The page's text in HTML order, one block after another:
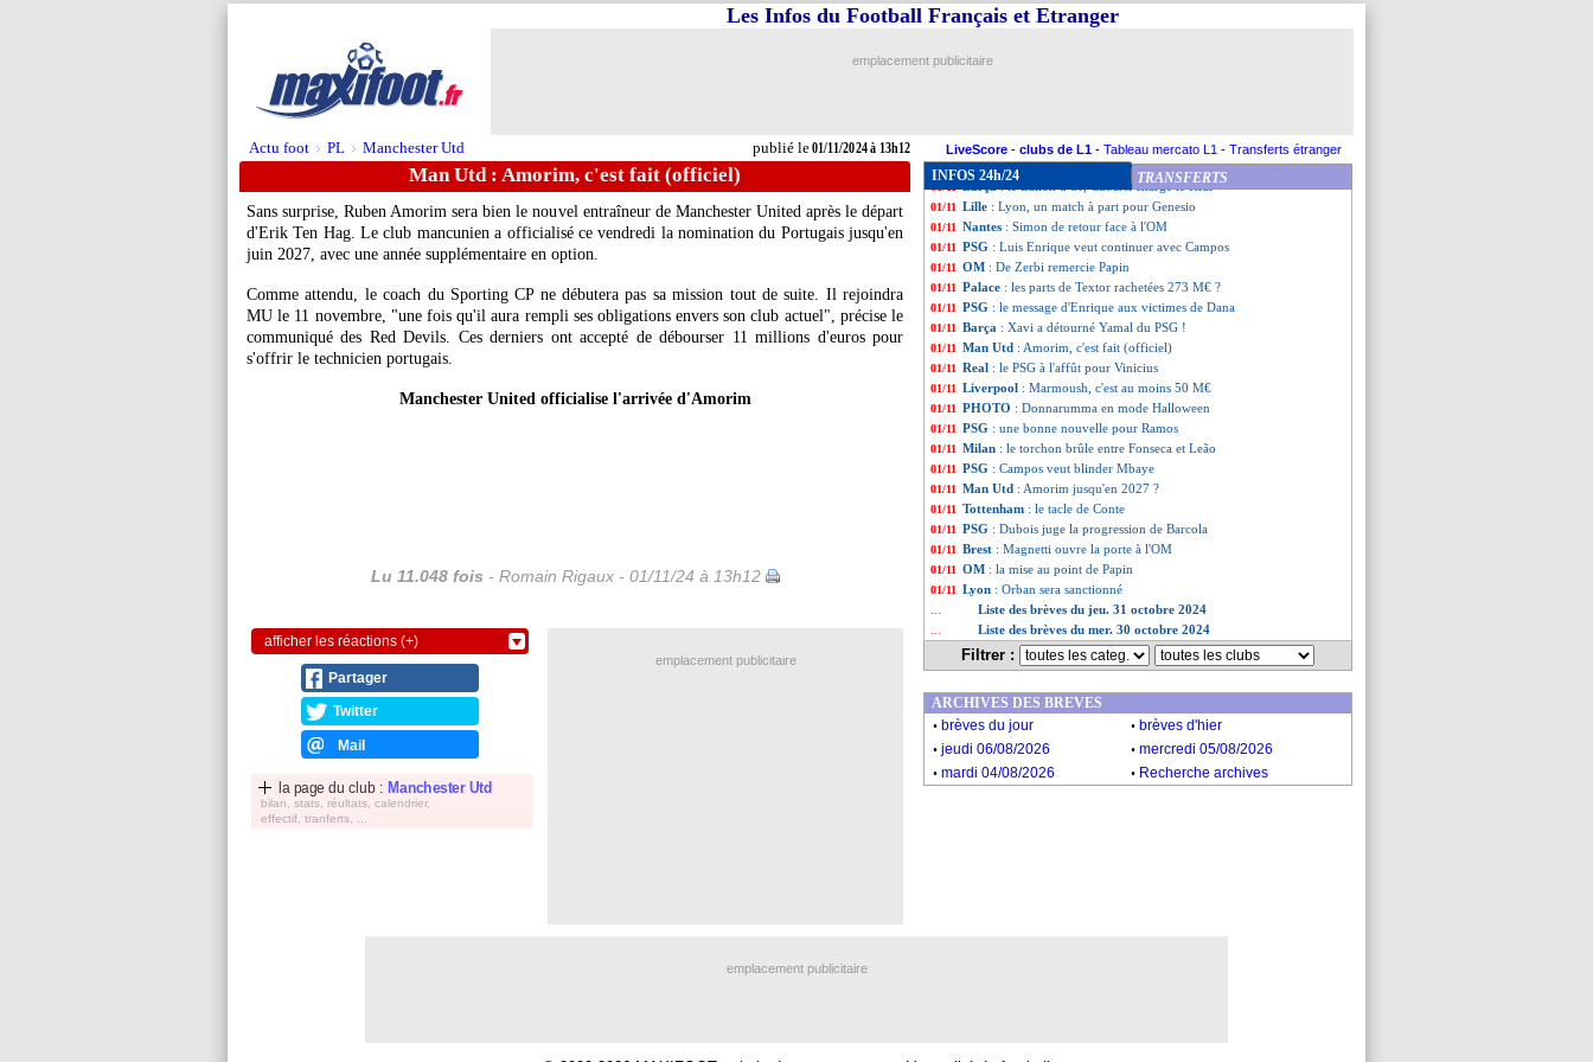
Actu foot > PL > Manchester Utd publié le01/11/2024 à 13h12
Les Infos du Football Français et Etranger
emplacement publicitaire
LiveScore - clubs de L1 - Tableau mercato L1 - Transferts étranger
Man Utd : Amorim, c'est fait (officiel)
Sans surprise, Ruben Amorim sera bien le nouvel entraîneur de Manchester United après le départ
d'Erik Ten Hag. Le club mancunien a officialisé ce vendredi la nomination du Portugais jusqu'en
juin 2027, avec une année supplémentaire en option.
Comme attendu, le coach du Sporting CP ne débutera pas sa mission tout de suite. Il rejoindra
MU le 11 novembre, "une fois qu'il aura rempli ses obligations envers son club actuel", précise le
communiqué des Red Devils. Ces derniers ont accepté de débourser 11 millions d'euros pour
s'offrir le technicien portugais.
Manchester United officialise l'arrivée d'Amorim
Lu 11.048 fois - Romain Rigaux - 01/11/24 à 13h12
afficher les réactions (+)
Partager
Twitter
Mail
la page du club : Manchester Utd
bilan, stats, réultats, calendrier,
effectif, tranferts, ...
INFOS 24h/24 TRANSFERTS
01/11 L1: Monaco-Angers, les compos
01/11 PSG: Luis Enrique encense Hakimi
01/11 Lyon
01/11 Liverpool: les fins de contrat, Slot s'en moque
01/11 Man Utd: Van Nistelrooy triste pour Ten Hag
: le Ballon d'Or, Cubarsi charge le Real
01/11 Lille : Lyon, un match à part pour Genesio
01/11 Nantes : Simon de retour face à l'OM
01/11 PSG : Luis Enrique veut continuer avec Campos
01/11 OM : De Zerbi remercie Papin
01/11 Palace : les parts de Textor rachetées 273 M€ ?
01/11 PSG : le message d'Enrique aux victimes de Dana
01/11 Barça : Xavi a détourné Yamal du PSG !
01/11 Man Utd : Amorim, c'est fait (officiel)
01/11 Real : le PSG à l'affût pour Vinicius
01/11 Liverpool : Marmoush, c'est au moins 50 M€
01/11 PHOTO : Donnarumma en mode Halloween
01/11 PSG : une bonne nouvelle pour Ramos
01/11 Milan : le torchon brûle entre Fonseca et Leão
01/11 PSG : Campos veut blinder Mbaye
01/11 Man Utd : Amorim jusqu'en 2027 ?
01/11 Tottenham : le tacle de Conte
01/11 PSG : Dubois juge la progression de Barcola
01/11 Brest : Magnetti ouvre la porte à l'OM
01/11 OM : la mise au point de Papin
01/11 Lyon : Orban sera sanctionné
Liste des brèves du jeu. 31 octobre 2024
Liste des brèves du mer. 30 octobre 2024
Filtrer :
emplacement publicitaire
ARCHIVES DES BREVES
. brèves du jour . brèves d'hier
. jeudi 06/08/2026 . mercredi 05/08/2026
. mardi 04/08/2026 . Recherche archives
emplacement publicitaire